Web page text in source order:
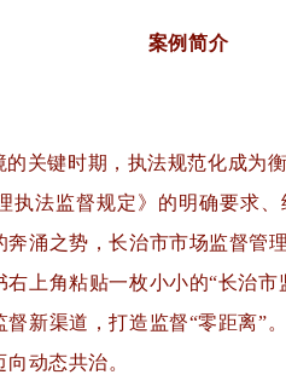
案例简介
的关键时期，执法规范化成为
执法监督规定》的明确要求
涌之势，长治市市场监督管
上角粘贴一枚小小的“长治
督新渠道，打造监督“零距离”
动态共治。